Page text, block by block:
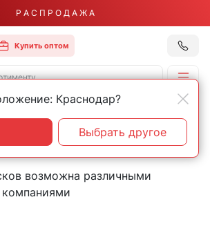
Р А С П Р О Д А Ж А
Купить оптом
товаров в
возможна различными
Краснодар?
Выбрать другое